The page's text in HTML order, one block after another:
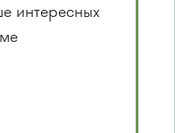
интересных